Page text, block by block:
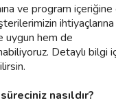
ve program
uygun hem de
Detaylı bilgi
nasıldır?